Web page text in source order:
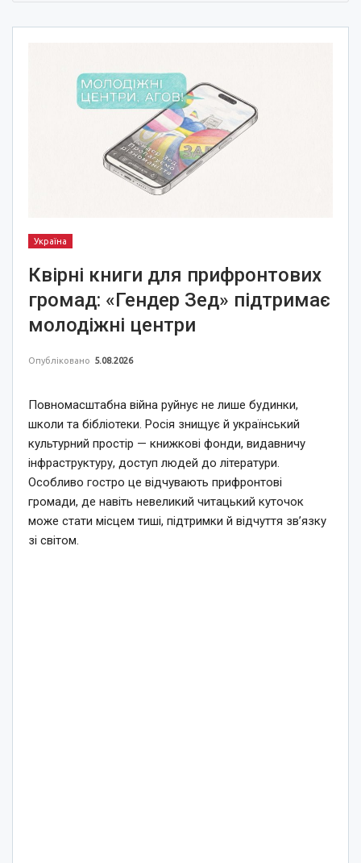
Україна
Квірні книги для прифронтових
громад: «Гендер Зед» підтримає
молодіжні центри
Опубліковано 5.08.2026
Повномасштабна війна руйнує не лише будинки,
школи та бібліотеки. Росія знищує й український
культурний простір — книжкові фонди, видавничу
інфраструктуру, доступ людей до літератури.
Особливо гостро це відчувають прифронтові
громади, де навіть невеликий читацький куточок
може стати місцем тиші, підтримки й відчуття зв’язку
зі світом.